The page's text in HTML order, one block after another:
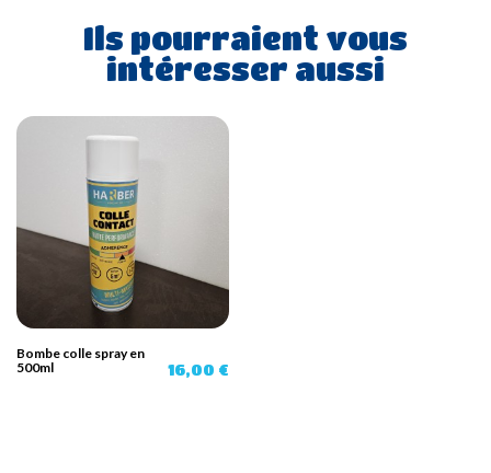
Ils pourraient vous
intéresser aussi
Bombe colle spray en
500ml
16,00 €